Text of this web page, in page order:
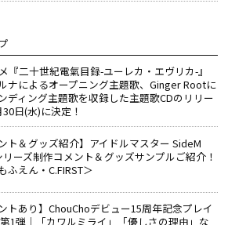
『二十世紀電氣目録-ユーレカ・エヴリカ-』
ナによるオープニング主題歌、Ginger Rootに
ディング主題歌を収録した主題歌CDのリリー
日(水)に決定！
ト＆グッズ紹介】アイドルマスター SideM
リーズ制作コメント＆グッズサンプルご紹介！
ふえん・C.FIRST＞
トあり】ChouChoデビュー15周年記念プレイ
1弾｜「カワルミライ」「優しさの理由」な